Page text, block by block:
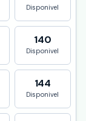
Disponivel
140
Disponivel
144
Disponivel